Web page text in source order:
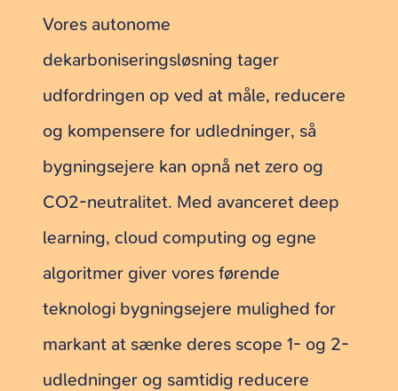
Vores autonome
dekarboniseringsløsning tager
udfordringen op ved at måle, reducere
og kompensere for udledninger, så
bygningsejere kan opnå net zero og
CO2-neutralitet. Med avanceret deep
learning, cloud computing og egne
algoritmer giver vores førende
teknologi bygningsejere mulighed for
markant at sænke deres scope 1- og 2-
udledninger og samtidig reducere